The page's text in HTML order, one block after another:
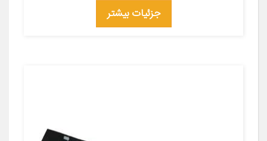
جزئیات بیشتر